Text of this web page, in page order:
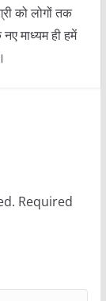
को लोगों तक
माध्यम ही हमें
Required